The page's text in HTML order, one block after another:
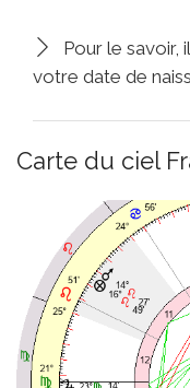
Pour le savoir,
votre date de
Carte du ciel